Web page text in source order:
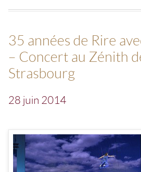
35 années de Rire
– Concert au Zénith
Strasbourg
28 juin 2014